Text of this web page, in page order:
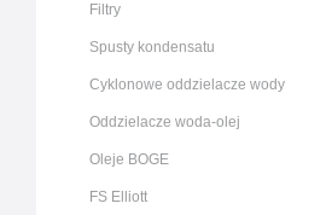
Filtry
Spusty kondensatu
Cyklonowe oddzielacze wody
Oddzielacze woda-olej
Oleje BOGE
FS Elliott